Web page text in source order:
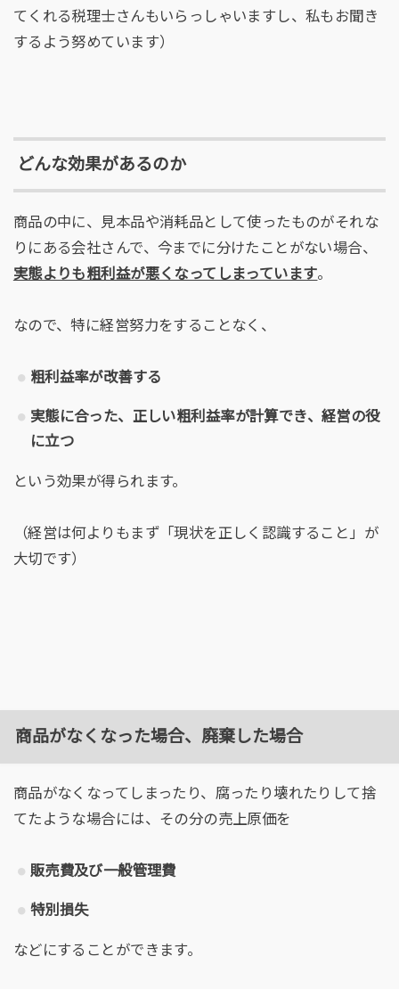
てくれる税理士さんもいらっしゃいますし、私もお聞き
するよう努めています）
どんな効果があるのか
商品の中に、見本品や消耗品として使ったものがそれな
りにある会社さんで、今までに分けたことがない場合、
実態よりも粗利益が悪くなってしまっています。
なので、特に経営努力をすることなく、
粗利益率が改善する
実態に合った、正しい粗利益率が計算でき、経営の役
に立つ
という効果が得られます。
（経営は何よりもまず「現状を正しく認識すること」が
大切です）
商品がなくなった場合、廃棄した場合
商品がなくなってしまったり、腐ったり壊れたりして捨
てたような場合には、その分の売上原価を
販売費及び一般管理費
特別損失
などにすることができます。